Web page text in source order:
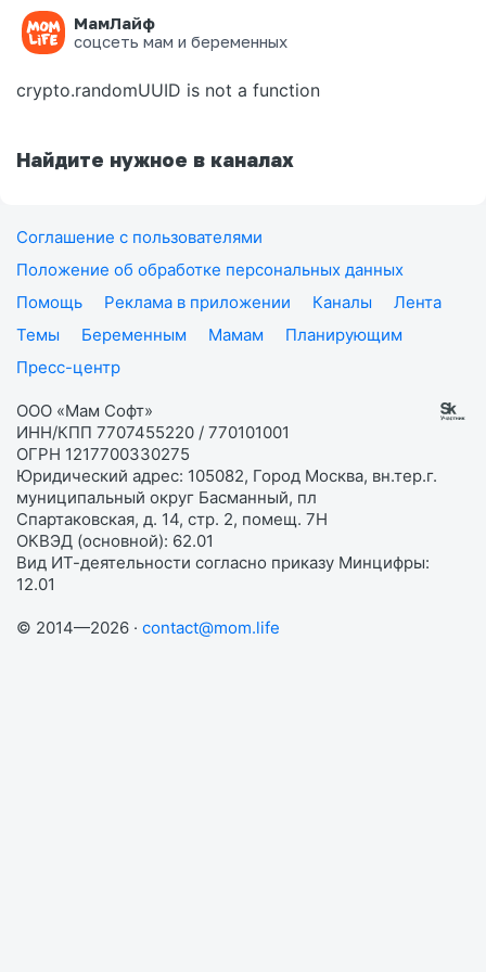
МамЛайф
соцсеть мам и беременных
Ошибка на странице
crypto.randomUUID is not a function
Найдите нужное в каналах
Соглашение с пользователями
Положение об обработке персональных данных
Помощь
Реклама в приложении Каналы
Лента
Темы
Беременным Мамам
Планирующим
Пресс-центр
ООО «Мам Софт»
ИНН/КПП 7707455220 / 770101001
ОГРН 1217700330275
Юридический адрес: 105082, Город Москва, вн.тер.г.
муниципальный округ Басманный, пл
Спартаковская, д. 14, стр. 2, помещ. 7Н
ОКВЭД (основной): 62.01
Вид ИТ-деятельности согласно приказу Минцифры:
12.01
© 2014—2026 · contact@mom.life